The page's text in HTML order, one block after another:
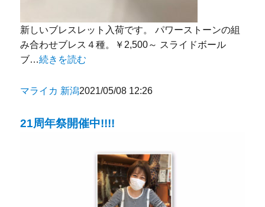
新しいブレスレット入荷です。 パワーストーンの組
み合わせブレス４種。￥2,500～ スライドボール
ブ…続きを読む
マライカ 新潟2021/05/08 12:26
21周年祭開催中!!!!